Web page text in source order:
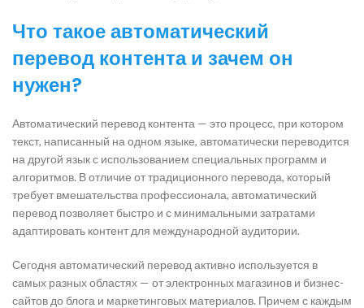
Что такое автоматический
перевод контента и зачем он
нужен?
Автоматический перевод контента — это процесс, при котором
текст, написанный на одном языке, автоматически переводится
на другой язык с использованием специальных программ и
алгоритмов. В отличие от традиционного перевода, который
требует вмешательства профессионала, автоматический
перевод позволяет быстро и с минимальными затратами
адаптировать контент для международной аудитории.
Сегодня автоматический перевод активно используется в
самых разных областях — от электронных магазинов и бизнес-
сайтов до блога и маркетинговых материалов. Причем с каждым